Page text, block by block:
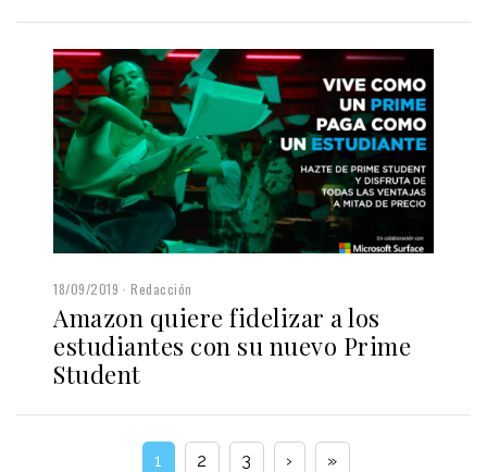
18/09/2019 Redacción
Amazon quiere fidelizar a los
estudiantes con su nuevo Prime
Student
1 2 3 › »